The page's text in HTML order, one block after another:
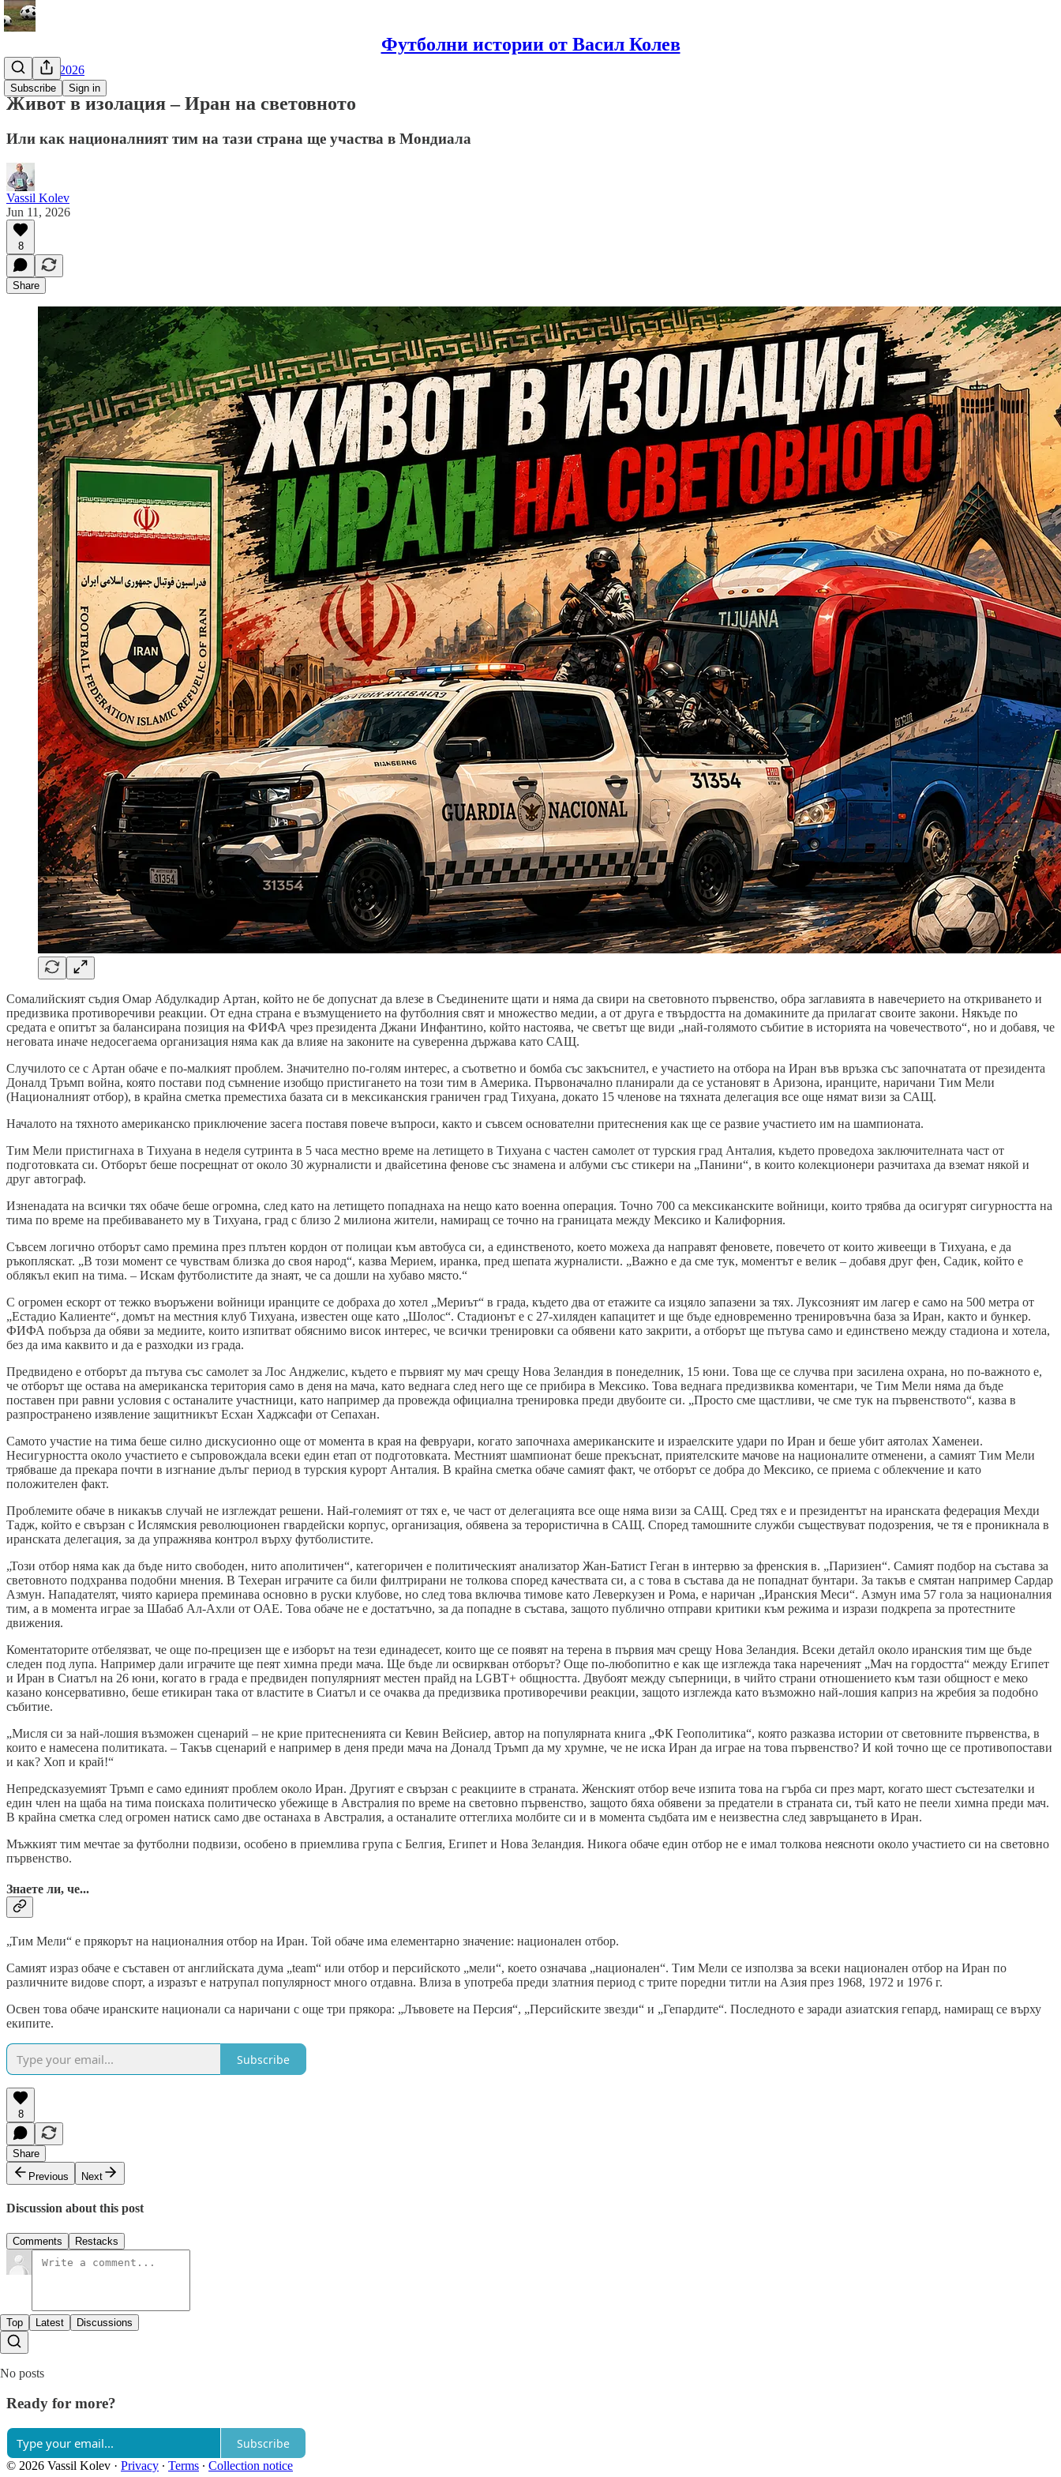
Футболни истории от Васил Колев
Subscribe Sign in
Мондиал 2026
Живот в изолация – Иран на световното
Или как националният тим на тази страна ще участва в Мондиала
Vassil Kolev
Jun 11, 2026
8
Share
Сомалийският съдия Омар Абдулкадир Артан, който не бе допуснат да влезе в Съединените щати и няма да свири на световното първенство, обра заглавията в навечерието на откриването и
предизвика противоречиви реакции. От една страна е възмущението на футболния свят и множество медии, а от друга е твърдостта на домакините да прилагат своите закони. Някъде по
средата е опитът за балансирана позиция на ФИФА чрез президента Джани Инфантино, който настоява, че светът ще види „най-голямото събитие в историята на човечеството“, но и добавя, че
неговата иначе недосегаема организация няма как да влияе на законите на суверенна държава като САЩ.
Случилото се с Артан обаче е по-малкият проблем. Значително по-голям интерес, а съответно и бомба със закъснител, е участието на отбора на Иран във връзка със започнатата от президента
Доналд Тръмп война, която постави под съмнение изобщо пристигането на този тим в Америка. Първоначално планирали да се установят в Аризона, иранците, наричани Тим Мели
(Националният отбор), в крайна сметка преместиха базата си в мексиканския граничен град Тихуана, докато 15 членове на тяхната делегация все още нямат визи за САЩ.
Началото на тяхното американско приключение засега поставя повече въпроси, както и съвсем основателни притеснения как ще се развие участието им на шампионата.
Тим Мели пристигнаха в Тихуана в неделя сутринта в 5 часа местно време на летището в Тихуана с частен самолет от турския град Анталия, където проведоха заключителната част от
подготовката си. Отборът беше посрещнат от около 30 журналисти и двайсетина фенове със знамена и албуми със стикери на „Панини“, в които колекционери разчитаха да вземат някой и
друг автограф.
Изненадата на всички тях обаче беше огромна, след като на летището попаднаха на нещо като военна операция. Точно 700 са мексиканските войници, които трябва да осигурят сигурността на
тима по време на пребиваването му в Тихуана, град с близо 2 милиона жители, намиращ се точно на границата между Мексико и Калифорния.
Съвсем логично отборът само премина през плътен кордон от полицаи към автобуса си, а единственото, което можеха да направят феновете, повечето от които живеещи в Тихуана, е да
ръкопляскат. „В този момент се чувствам близка до своя народ“, казва Мерием, иранка, пред шепата журналисти. „Важно е да сме тук, моментът е велик – добавя друг фен, Садик, който е
облякъл екип на тима. – Искам футболистите да знаят, че са дошли на хубаво място.“
С огромен ескорт от тежко въоръжени войници иранците се добраха до хотел „Мериът“ в града, където два от етажите са изцяло запазени за тях. Луксозният им лагер е само на 500 метра от
„Естадио Калиенте“, домът на местния клуб Тихуана, известен още като „Шолос“. Стадионът е с 27-хиляден капацитет и ще бъде едновременно тренировъчна база за Иран, както и бункер.
ФИФА побърза да обяви за медиите, които изпитват обяснимо висок интерес, че всички тренировки са обявени като закрити, а отборът ще пътува само и единствено между стадиона и хотела,
без да има каквито и да е разходки из града.
Предвидено е отборът да пътува със самолет за Лос Анджелис, където е първият му мач срещу Нова Зеландия в понеделник, 15 юни. Това ще се случва при засилена охрана, но по-важното е,
че отборът ще остава на американска територия само в деня на мача, като веднага след него ще се прибира в Мексико. Това веднага предизвиква коментари, че Тим Мели няма да бъде
поставен при равни условия с останалите участници, като например да провежда официална тренировка преди двубоите си. „Просто сме щастливи, че сме тук на първенството“, казва в
разпространено изявление защитникът Есхан Хаджсафи от Сепахан.
Самото участие на тима беше силно дискусионно още от момента в края на февруари, когато започнаха американските и израелските удари по Иран и беше убит аятолах Хаменеи.
Несигурността около участието е съпровождала всеки един етап от подготовката. Местният шампионат беше прекъснат, приятелските мачове на националите отменени, а самият Тим Мели
трябваше да прекара почти в изгнание дълъг период в турския курорт Анталия. В крайна сметка обаче самият факт, че отборът се добра до Мексико, се приема с облекчение и като
положителен факт.
Проблемите обаче в никакъв случай не изглеждат решени. Най-големият от тях е, че част от делегацията все още няма визи за САЩ. Сред тях е и президентът на иранската федерация Мехди
Тадж, който е свързан с Ислямския революционен гвардейски корпус, организация, обявена за терористична в САЩ. Според тамошните служби съществуват подозрения, че тя е проникнала в
иранската делегация, за да упражнява контрол върху футболистите.
„Този отбор няма как да бъде нито свободен, нито аполитичен“, категоричен е политическият анализатор Жан-Батист Геган в интервю за френския в. „Паризиен“. Самият подбор на състава за
световното подхранва подобни мнения. В Техеран играчите са били филтрирани не толкова според качествата си, а с това в състава да не попаднат бунтари. За такъв е смятан например Сардар
Азмун. Нападателят, чиято кариера преминава основно в руски клубове, но след това включва тимове като Леверкузен и Рома, е наричан „Иранския Меси“. Азмун има 57 гола за националния
тим, а в момента играе за Шабаб Ал-Ахли от ОАЕ. Това обаче не е достатъчно, за да попадне в състава, защото публично отправи критики към режима и изрази подкрепа за протестните
движения.
Коментаторите отбелязват, че още по-прецизен ще е изборът на тези единадесет, които ще се появят на терена в първия мач срещу Нова Зеландия. Всеки детайл около иранския тим ще бъде
следен под лупа. Например дали играчите ще пеят химна преди мача. Ще бъде ли освиркван отборът? Още по-любопитно е как ще изглежда така нареченият „Мач на гордостта“ между Египет
и Иран в Сиатъл на 26 юни, когато в града е предвиден популярният местен прайд на LGBT+ общността. Двубоят между съперници, в чийто страни отношението към тази общност е меко
казано консервативно, беше етикиран така от властите в Сиатъл и се очаква да предизвика противоречиви реакции, защото изглежда като възможно най-лошия каприз на жребия за подобно
събитие.
„Мисля си за най-лошия възможен сценарий – не крие притесненията си Кевин Вейсиер, автор на популярната книга „ФК Геополитика“, която разказва истории от световните първенства, в
които е намесена политиката. – Такъв сценарий е например в деня преди мача на Доналд Тръмп да му хрумне, че не иска Иран да играе на това първенство? И кой точно ще се противопостави
и как? Хоп и край!“
Непредсказуемият Тръмп е само единият проблем около Иран. Другият е свързан с реакциите в страната. Женският отбор вече изпита това на гърба си през март, когато шест състезателки и
един член на щаба на тима поискаха политическо убежище в Австралия по време на световно първенство, защото бяха обявени за предатели в страната си, тъй като не пеели химна преди мач.
В крайна сметка след огромен натиск само две останаха в Австралия, а останалите оттеглиха молбите си и в момента съдбата им е неизвестна след завръщането в Иран.
Мъжкият тим мечтае за футболни подвизи, особено в приемлива група с Белгия, Египет и Нова Зеландия. Никога обаче един отбор не е имал толкова неясноти около участието си на световно
първенство.
Знаете ли, че...
„Тим Мели“ е прякорът на националния отбор на Иран. Той обаче има елементарно значение: национален отбор.
Самият израз обаче е съставен от английската дума „team“ или отбор и персийското „мели“, което означава „национален“. Тим Мели се използва за всеки национален отбор на Иран по
различните видове спорт, а изразът е натрупал популярност много отдавна. Влиза в употреба преди златния период с трите поредни титли на Азия през 1968, 1972 и 1976 г.
Освен това обаче иранските национали са наричани с още три прякора: „Лъвовете на Персия“, „Персийските звезди“ и „Гепардите“. Последното е заради азиатския гепард, намиращ се върху
екипите.
Subscribe
8
Share
Previous
Next
Discussion about this post
Comments Restacks
Top Latest Discussions
No posts
Ready for more?
Subscribe
© 2026 Vassil Kolev · Privacy ∙ Terms ∙ Collection notice